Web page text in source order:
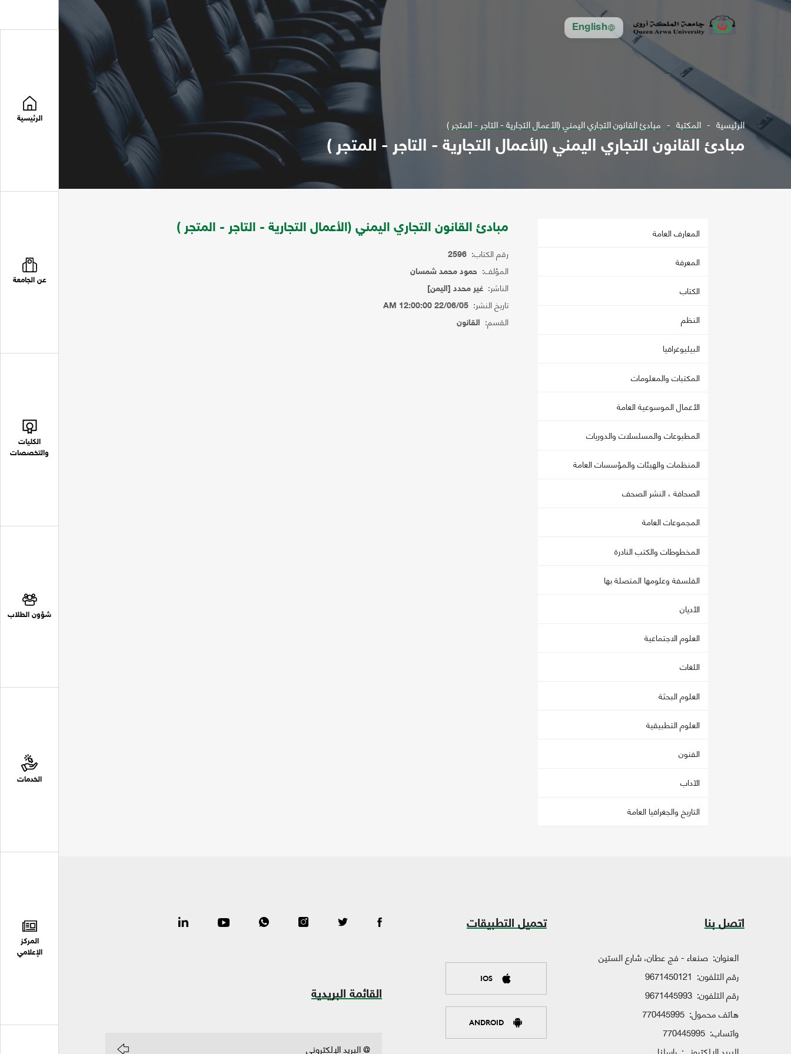
English
الرئيسية
عن الجامعة
الكليات
والتخصصات
شؤون الطلاب
الخدمات
المركز
الإعلامي
الرئيسية المكتبة مبادئ القانون التجاري اليمني (الأعمال التجارية - التاجر - المتجر )
مبادئ القانون التجاري اليمني (الأعمال التجارية - التاجر - المتجر )
المعارف العامة
المعرفة
الكتاب
النظم
البيليوغرافيا
المكتبات والمعلومات
الأعمال الموسوعية العامة
المطبوعات والمسلسلات والدوريات
المنظمات والهيئات والمؤسسات العامة
الصحافة ، النشر الصحف
المجموعات العامة
المخطوطات والكتب النادرة
الفلسفة وعلومها المتصلة بها
الأديان
العلوم الاجتماعية
اللغات
العلوم البحثة
العلوم التطبيقية
الفنون
الآداب
التاريخ والجغرافيا العامة
مبادئ القانون التجاري اليمني (الأعمال التجارية - التاجر - المتجر )
رقم الكتاب: 2596
المؤلف: حمود محمد شمسان
الناشر: غير محدد [اليمن]
تاريخ النشر: 22/06/05 12:00:00 AM
القسم: القانون
اتصل بنا
العنوان: صنعاء - فج عطان، شارع الستين
رقم التلفون: 9671450121
رقم التلفون: 9671445993
هاتف محمول: 770445995
واتساب: 770445995
تحميل التطبيقات
IOS
ANDROID
القائمة البريدية